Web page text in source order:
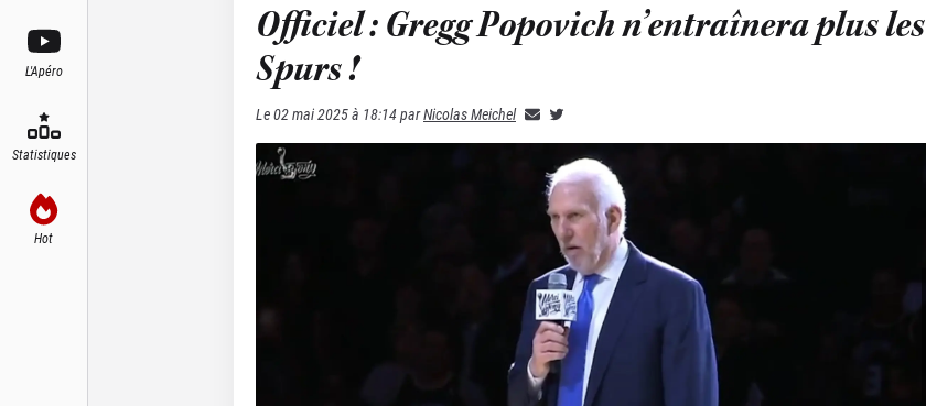
L'Apéro
Statistiques
Hot
Officiel : Gregg Popovich n’entraînera plus les
Spurs !
Le02 mai 2025 à 18:14parNicolas Meichel